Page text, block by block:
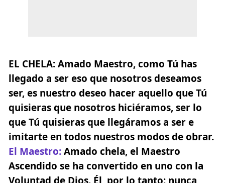
EL CHELA:Amado Maestro, como Tú has
llegado a ser eso que nosotros deseamos
ser, es nuestro deseo hacer aquello que Tú
quisieras que nosotros hiciéramos, ser lo
que Tú quisieras que llegáramos a ser e
imitarte en todos nuestros modos de obrar.
El Maestro:Amado chela, el Maestro
Ascendido se ha convertido en uno con la
Voluntad de Dios. Él, por lo tanto; nunca